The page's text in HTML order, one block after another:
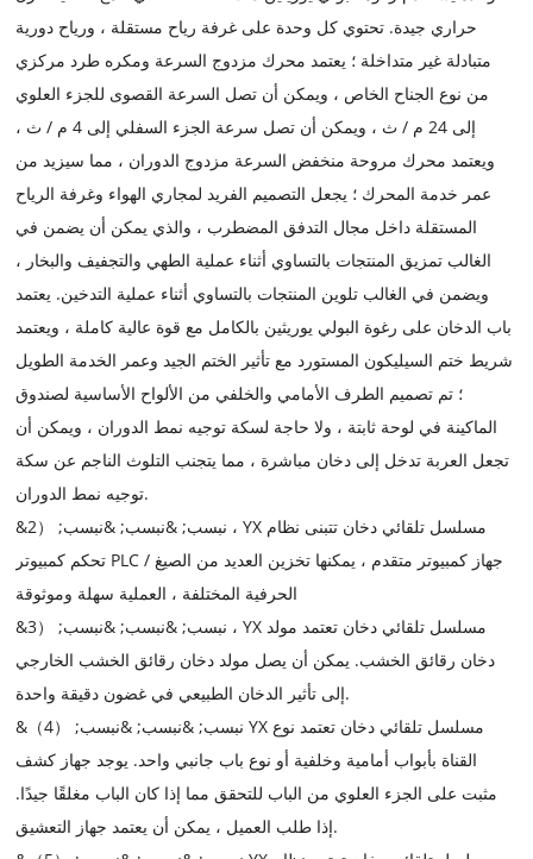
حراري جيدة. تحتوي كل وحدة على غرفة رياح مستقلة ، ورياح دورية
متبادلة غير متداخلة ؛ يعتمد محرك مزدوج السرعة ومكره طرد مركزي
من نوع الجناح الخاص ، ويمكن أن تصل السرعة القصوى للجزء العلوي
إلى 24 م / ث ، ويمكن أن تصل سرعة الجزء السفلي إلى 4 م / ث ،
ويعتمد محرك مروحة منخفض السرعة مزدوج الدوران ، مما سيزيد من
عمر خدمة المحرك ؛ يجعل التصميم الفريد لمجاري الهواء وغرفة الرياح
المستقلة داخل مجال التدفق المضطرب ، والذي يمكن أن يضمن في
الغالب تمزيق المنتجات بالتساوي أثناء عملية الطهي والتجفيف والبخار ،
ويضمن في الغالب تلوين المنتجات بالتساوي أثناء عملية التدخين. يعتمد
باب الدخان على رغوة البولي يوريثين بالكامل مع قوة عالية كاملة ، ويعتمد
شريط ختم السيليكون المستورد مع تأثير الختم الجيد وعمر الخدمة الطويل
؛ تم تصميم الطرف الأمامي والخلفي من الألواح الأساسية لصندوق
الماكينة في لوحة ثابتة ، ولا حاجة لسكة توجيه نمط الدوران ، ويمكن أن
تجعل العربة تدخل إلى دخان مباشرة ، مما يتجنب التلوث الناجم عن سكة
توجيه نمط الدوران.
&نبسب; &نبسب; &نبسب; （2 ، YX مسلسل تلقائي دخان تتبنى نظام
تحكم كمبيوتر PLC / جهاز كمبيوتر متقدم ، يمكنها تخزين العديد من الصيغ
الحرفية المختلفة ، العملية سهلة وموثوقة
&نبسب; &نبسب; &نبسب; （3 ، YX مسلسل تلقائي دخان تعتمد مولد
دخان رقائق الخشب. يمكن أن يصل مولد دخان رقائق الخشب الخارجي
إلى تأثير الدخان الطبيعي في غضون دقيقة واحدة.
&نبسب; &نبسب; &نبسب; （4） YX مسلسل تلقائي دخان تعتمد نوع
القناة بأبواب أمامية وخلفية أو نوع باب جانبي واحد. يوجد جهاز كشف
مثبت على الجزء العلوي من الباب للتحقق مما إذا كان الباب مغلقًا جيدًا.
إذا طلب العميل ، يمكن أن يعتمد جهاز التعشيق.